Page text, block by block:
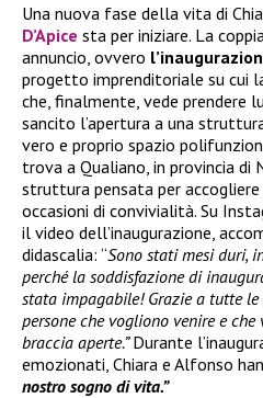
Una nuova fase della vita di
D’Apice sta per iniziare. La
annuncio, ovvero
progetto imprenditoriale su cui
che, finalmente, vede prendere
sancito l’apertura a una
vero e proprio spazio
trova a Qualiano, in provincia di
struttura pensata per
occasioni di convivialità. Su
il video dell’inaugurazione,
didascalia: “Sono stati mesi duri,
perché la soddisfazione di
stata impagabile! Grazie a tutte le
persone che vogliono venire e
braccia aperte.”Durante
emozionati, Chiara e Alfonso
nostro sogno di vita.”